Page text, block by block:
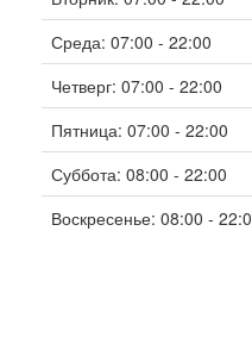
Среда: 07:00 - 22:00
Четверг: 07:00 - 22:00
Пятница: 07:00 - 22:00
Суббота: 08:00 - 22:00
Воскресенье: 08:00 -